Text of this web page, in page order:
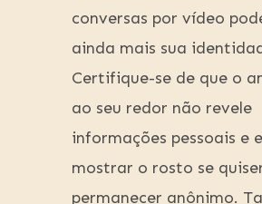
conversas por vídeo
ainda mais sua
Certifique-se de que o
ao seu redor não revele
informações pessoais e
mostrar o rosto se
permanecer anônimo.